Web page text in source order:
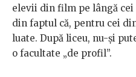
elevii din film pe lângă
din faptul că, pentru cei
luate. După liceu, nu-și
o facultate „de profil”.